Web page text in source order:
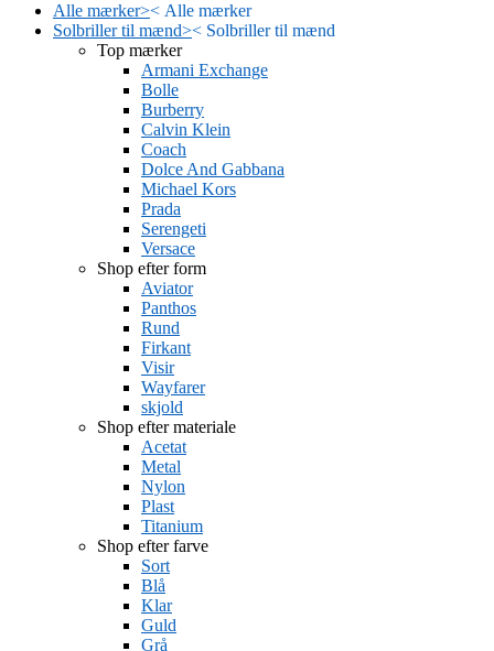
Alle mærker>< Alle mærker
Solbriller til mænd>< Solbriller til mænd
Top mærker
Armani Exchange
Bolle
Burberry
Calvin Klein
Coach
Dolce And Gabbana
Michael Kors
Prada
Serengeti
Versace
Shop efter form
Aviator
Panthos
Rund
Firkant
Visir
Wayfarer
skjold
Shop efter materiale
Acetat
Metal
Nylon
Plast
Titanium
Shop efter farve
Sort
Blå
Klar
Guld
Grå